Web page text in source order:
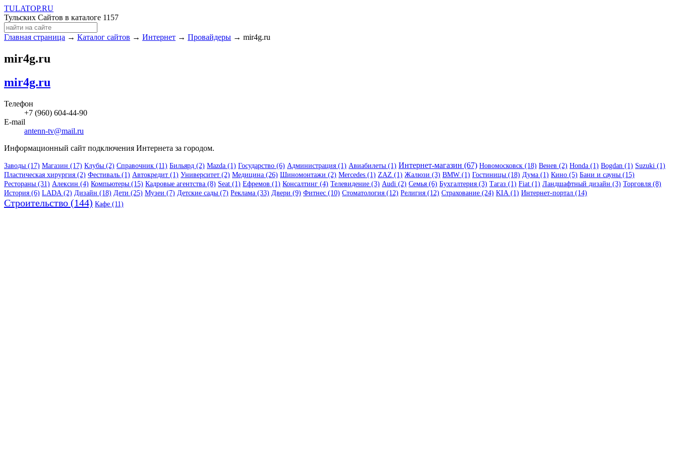
TULATOP.RU
Тульских Сайтов в каталоге 1157
Главная страница → Каталог сайтов → Интернет → Провайдеры → mir4g.ru
mir4g.ru
mir4g.ru
Телефон
+7 (960) 604-44-90
E-mail
antenn-tv@mail.ru
Информационный сайт подключения Интернета за городом.
Заводы (17) Магазин (17) Клубы (2) Справочник (11) Бильярд (2) Mazda (1) Государство (6) Администрация (1) Авиабилеты (1) Интернет-магазин (67) Новомосковск (18) Венев (2) Honda (1) Bogdan (1) Suzuki (1)
Пластическая хирургия (2) Фестиваль (1) Автокредит (1) Университет (2) Медицина (26) Шиномонтажи (2) Mercedes (1) ZAZ (1) Жалюзи (3) BMW (1) Гостиницы (18) Дума (1) Кино (5) Бани и сауны (15)
Рестораны (31) Алексин (4) Компьютеры (15) Кадровые агентства (8) Seat (1) Ефремов (1) Консалтинг (4) Телевидение (3) Audi (2) Семья (6) Бухгалтерия (3) Тагаз (1) Fiat (1) Ландшафтный дизайн (3) Торговля (8)
История (6) LADA (2) Дизайн (18) Дети (25) Музеи (7) Детские сады (7) Реклама (33) Двери (9) Фитнес (10) Стоматология (12) Религия (12) Страхование (24) KIA (1) Интернет-портал (14)
Строительство (144) Кафе (11)